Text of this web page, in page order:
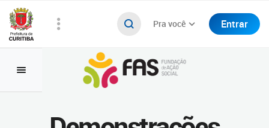
Pra você Entrar